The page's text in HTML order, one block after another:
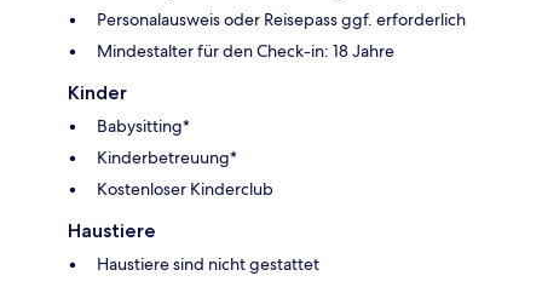
Personalausweis oder Reisepass ggf. erforderlich
Mindestalter für den Check-in: 18 Jahre
Kinder
Babysitting*
Kinderbetreuung*
Kostenloser Kinderclub
Haustiere
Haustiere sind nicht gestattet